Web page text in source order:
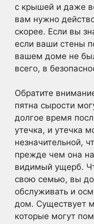
с крышей и даже
вам нужно
скорее. Если вы
если ваши стены
вашем доме не
всего, в
Обратите
пятна сырости
долгое время
утечка, и утечка
незначительной,
прежде чем она
видимый ущерб.
свою семью, вы
обслуживать и
дом. Существует
которые могут